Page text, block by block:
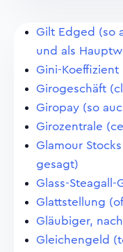
Gilt Edged (so
und als
Gini-Koeffizient
Girogeschäft
Giropay (so
Girozentrale
Glamour
gesagt)
Glass-Steagall-
Glattstellung
Gläubiger,
Gleichengeld